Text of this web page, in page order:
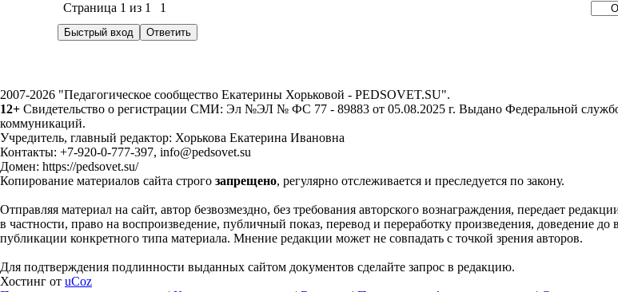
Страница 1 из 1
1
2007-2026 "Педагогическое сообщество Екатерины Хорьковой - PEDSOVET.SU".
12+ Свидетельство о регистрации СМИ: Эл №ЭЛ № ФС 77 - 89883 от 05.08.2025 г. Выдано Федеральной
коммуникаций.
Учредитель, главный редактор: Хорькова Екатерина Ивановна
Контакты: +7-920-0-777-397, info@pedsovet.su
Домен: https://pedsovet.su/
Копирование материалов сайта строго запрещено, регулярно отслеживается и преследуется по закону.
Отправляя материал на сайт, автор безвозмездно, без требования авторского вознаграждения, передает
в частности, право на воспроизведение, публичный показ, перевод и переработку произведения, доведение
публикации конкретного типа материала. Мнение редакции может не совпадать с точкой зрения авторов.
Для подтверждения подлинности выданных сайтом документов сделайте запрос в редакцию.
Хостинг от uCoz